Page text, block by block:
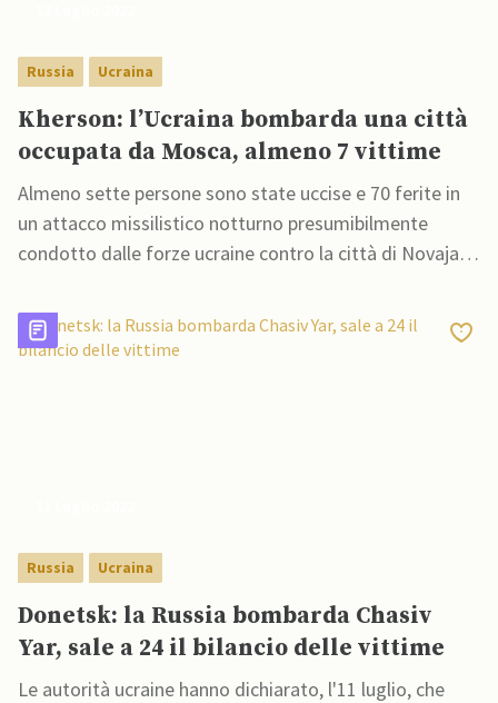
Russia Ucraina
Kherson: l’Ucraina bombarda una città
occupata da Mosca, almeno 7 vittime
Almeno sette persone sono state uccise e 70 ferite in
un attacco missilistico notturno presumibilmente
condotto dalle forze ucraine contro la città di Novaja
Russia Ucraina
Donetsk: la Russia bombarda Chasiv
Yar, sale a 24 il bilancio delle vittime
Le autorità ucraine hanno dichiarato, l'11 luglio, che